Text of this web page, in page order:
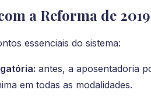
a Reforma de 2019
essenciais do sistema:
antes, a aposentadoria
em todas as modalidades.